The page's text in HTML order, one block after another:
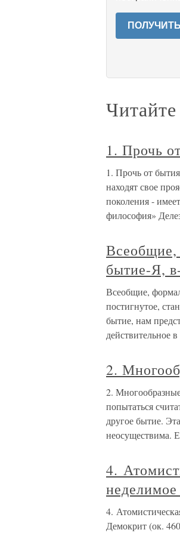
1. Прочь
1. Прочь от
находят свое
поколения -
философия»
Всеобщие,
бытие-Я,
Всеобщие,
постигнутое,
бытие, нам
действительное
2.
2.
попытаться
другое бытие.
неосуществима.
4.
неделимое
4.
Демокрит (ок.